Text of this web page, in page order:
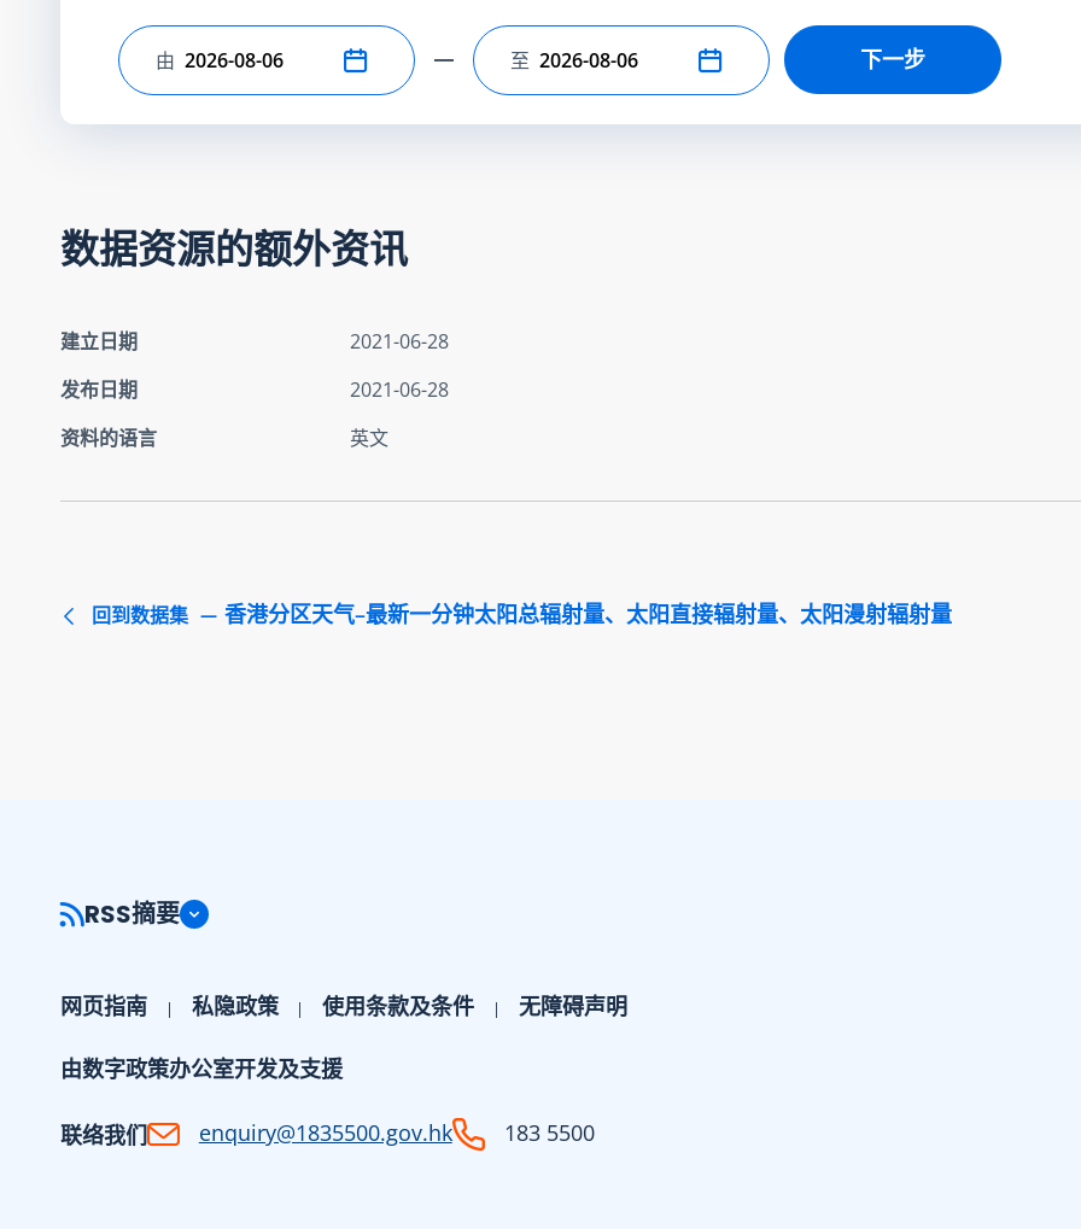
选择开始日期
由 选择结束日期
至 下一步
数据资源的额外资讯
建立日期
2021-06-28
发布日期
2021-06-28
资料的语言
英文
回到数据集 香港分区天气–最新一分钟太阳总辐射量、太阳直接辐射量、太阳漫射辐射量
RSS摘要
网页指南 私隐政策 使用条款及条件 无障碍声明
由数字政策办公室开发及支援
联络我们 enquiry@1835500.gov.hk 183 5500